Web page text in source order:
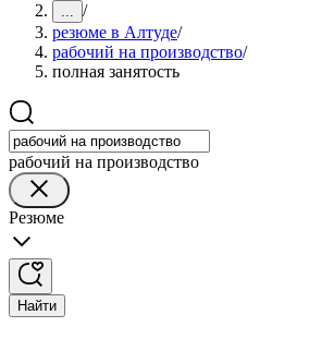
... /
резюме в Алтуде/
рабочий на производство/
полная занятость
рабочий на производство
Резюме
Найти